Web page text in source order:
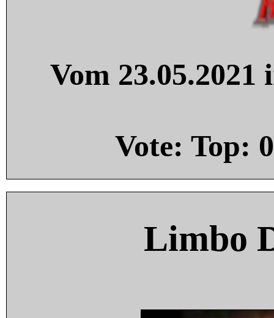
Vom
Vote: Top: 0
Limbo